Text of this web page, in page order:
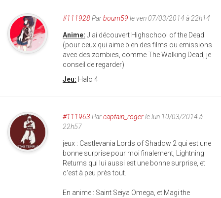
#111928Parboum59 le ven 07/03/2014 à 22h14
Anime: J'ai découvert Highschool of the Dead
(pour ceux qui aime bien des films ou emissions
avec des zombies, comme The Walking Dead, je
conseil de regarder)
Jeu: Halo 4
#111963 Parcaptain_rogerle lun 10/03/2014 à
22h57
jeux : Castlevania Lords of Shadow 2 qui est une
bonne surprise pour moi finalement, Lightning
Returns qui lui aussi est une bonne surprise, et
c'est à peu près tout.
En anime : Saint Seiya Omega, et Magi the